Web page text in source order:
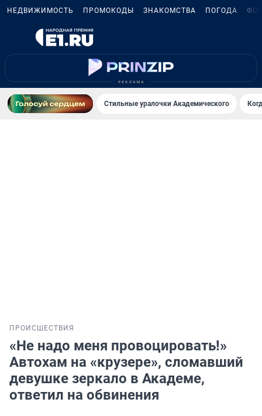
НЕДВИЖИМОСТЬ ПРОМОКОДЫ ЗНАКОМСТВА ПОГОДА
Стильные уралочки Академического
ПРОИСШЕСТВИЯ
«Не надо меня провоцировать!»
Автохам на «крузере», сломавший
девушке зеркало в Академе,
ответил на обвинения